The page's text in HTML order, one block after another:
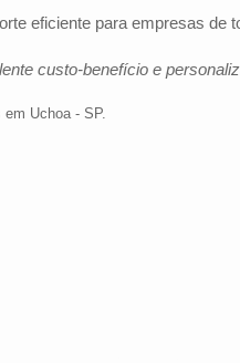
eficiente para empresas de
custo-benefício e
em Uchoa - SP.